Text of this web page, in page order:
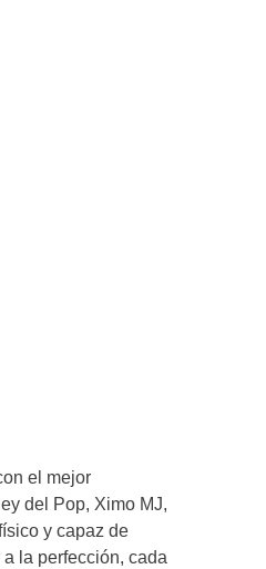
el mejor
del Pop, Ximo MJ,
y capaz de
la perfección, cada